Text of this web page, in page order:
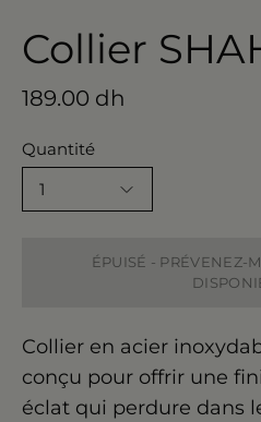
Collier
189.00 dh
Quantité
1
ÉPUISÉ - PRÉVENEZ-
Collier en acier
conçu pour offrir une
éclat qui perdure dans